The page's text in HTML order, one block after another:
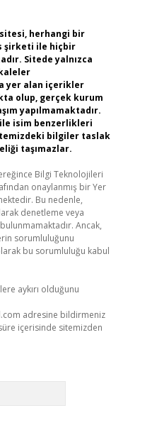
herhangi bir
şirketi ile hiçbir
Sitede yalnızca
yer alan içerikler
olup, gerçek kurum
yapılmamaktadır.
isim benzerlikleri
bilgiler taslak
taşımazlar.
Bilgi Teknolojileri
onaylanmış bir Yer
Bu nedenle,
denetleme veya
Ancak,
sorumluluğunu
bu sorumluluğu kabul
aykırı olduğunu
adresine bildirmeniz
içerisinde sitemizden